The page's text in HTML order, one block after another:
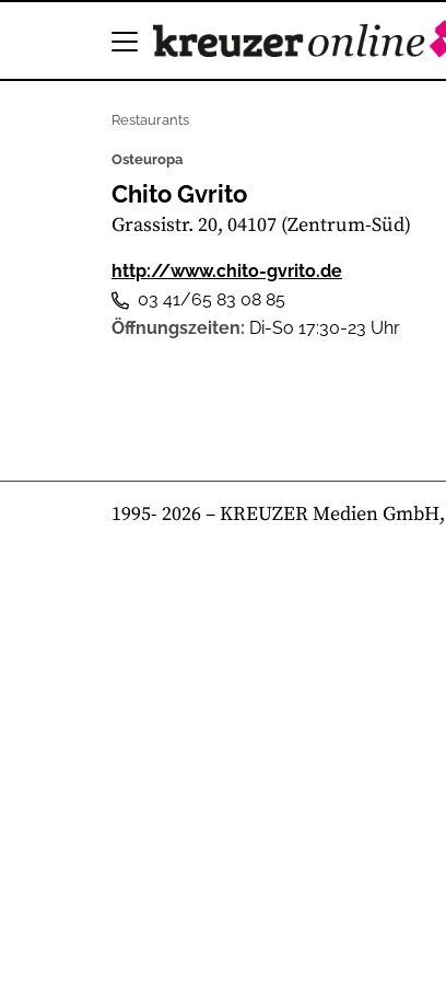
Restaurants
Osteuropa
Chito Gvrito
Grassistr. 20, 04107 (Zentrum-Süd)
http://www.chito-gvrito.de
03 41/65 83 08 85
Öffnungszeiten: Di-So 17:30-23 Uhr
1995- 2026– KREUZER Medien